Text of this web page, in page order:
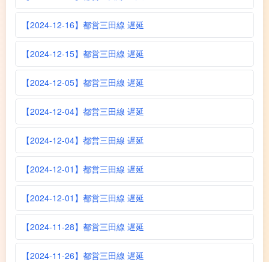
【2024-12-16】都営三田線 遅延
【2024-12-15】都営三田線 遅延
【2024-12-05】都営三田線 遅延
【2024-12-04】都営三田線 遅延
【2024-12-04】都営三田線 遅延
【2024-12-01】都営三田線 遅延
【2024-12-01】都営三田線 遅延
【2024-11-28】都営三田線 遅延
【2024-11-26】都営三田線 遅延